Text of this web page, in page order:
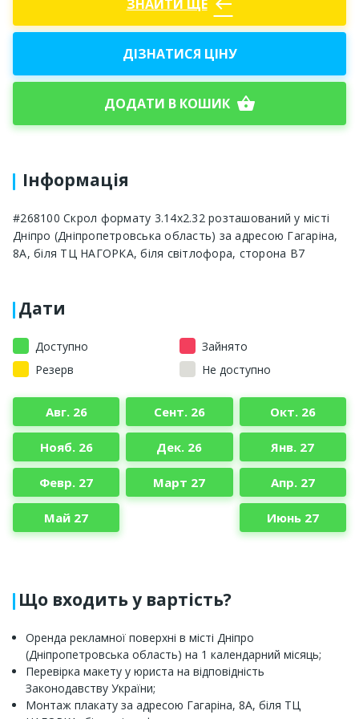
ЗНАЙТИ ЩЕ west
ДІЗНАТИСЯ ЦІНУ
ДОДАТИ В КОШИК shopping_basket
Інформація
#268100 Скрол формату 3.14х2.32 розташований у місті
Дніпро (Дніпропетровська область) за адресою Гагаріна,
8А, біля ТЦ НАГОРКА, біля світлофора, сторона В7
Дати
Доступно
Зайнято
Резерв
Не доступно
Авг. 26 Сент. 26 Окт. 26
Нояб. 26 Дек. 26 Янв. 27
Февр. 27 Март 27 Апр. 27
Май 27 Июнь 27
Що входить у вартість?
Оренда рекламної поверхні в місті Дніпро
(Дніпропетровська область) на 1 календарний місяць;
Перевірка макету у юриста на відповідність
Законодавству України;
Монтаж плакату за адресою Гагаріна, 8А, біля ТЦ